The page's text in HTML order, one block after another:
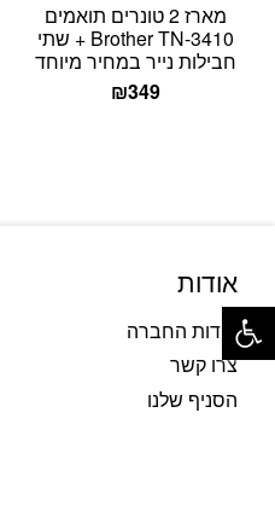
מארז 2 טונרים תואמים
Brother TN-3410 + שתי
חבילות נייר במחיר מיוחד
₪349
אודות
אודות החברה
צרו קשר
הסניף שלנו
פתח סרגל נגישות